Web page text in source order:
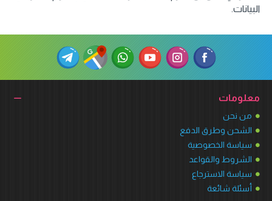
البيانات.
معلومات
من نحن
الشحن وطرق الدفع
سياسة الخصوصية
الشروط والقواعد
سياسة الاسترجاع
أسئلة شائعة